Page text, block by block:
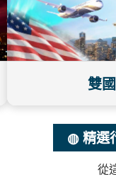
雙
◍ 精選
從